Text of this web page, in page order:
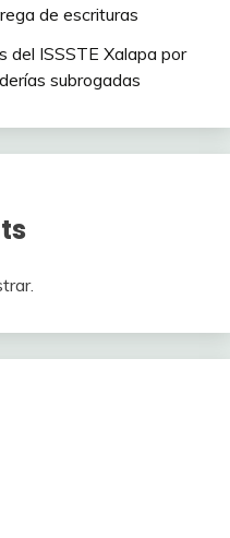
de escrituras
del ISSSTE Xalapa por
subrogadas